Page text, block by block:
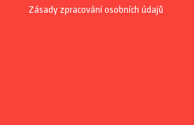
Zásady zpracování osobních údajů